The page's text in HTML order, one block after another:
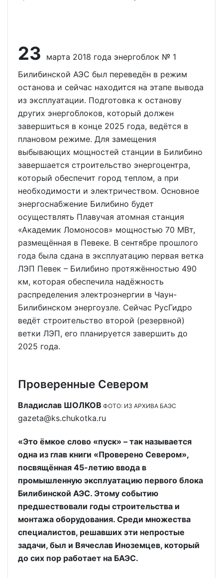
23
марта 2018 года энергоблок № 1
Билибинской АЭС был переведён в режим
останова и сейчас находится на этапе вывода
из эксплуатации. Подготовка к останову
других энергоблоков, который должен
завершиться в конце 2025 года, ведётся в
плановом режиме. Для замещения
выбывающих мощностей станции в Билибино
завершается строительство энергоцентра,
который обеспечит город теплом, а при
необходимости и электричеством. Основное
энергоснабжение Билибино будет
осуществлять Плавучая атомная станция
«Академик Ломоносов» мощностью 70 МВт,
размещённая в Певеке. В сентябре прошлого
года была сдана в эксплуатацию первая ветка
ЛЭП Певек – Билибино протяжённостью 490
км, которая обеспечила надёжность
распределения электроэнергии в Чаун-
Билибинском энергоузле. Сейчас РусГидро
ведёт строительство второй (резервной)
ветки ЛЭП, его планируется завершить до
2025 года.
Проверенные Севером
Владислав ШОЛКОВ ФОТО: ИЗ АРХИВА БАЭС
gazeta@ks.chukotka.ru
«Это ёмкое слово «пуск» – так называется
одна из глав книги «Проверено Севером»,
посвящённая 45-летию ввода в
промышленную эксплуатацию первого блока
Билибинской АЭС. Этому событию
предшествовали годы строительства и
монтажа оборудования. Среди множества
специалистов, решавших эти непростые
задачи, был и Вячеслав Иноземцев, который
до сих пор работает на БАЭС.